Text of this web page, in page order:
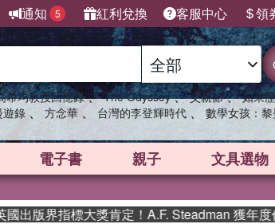
通知 5 紅利兌換 客服中心 領
希均教授回憶錄 、 The Odyssey 、 父親節 、 如果
遊錄 、 方念華 、 台灣的李登輝時代 、 數學女孩：
電子書 親子 文具選物
版界指標大獎肯定！A.F. Steadman 獲年度作家